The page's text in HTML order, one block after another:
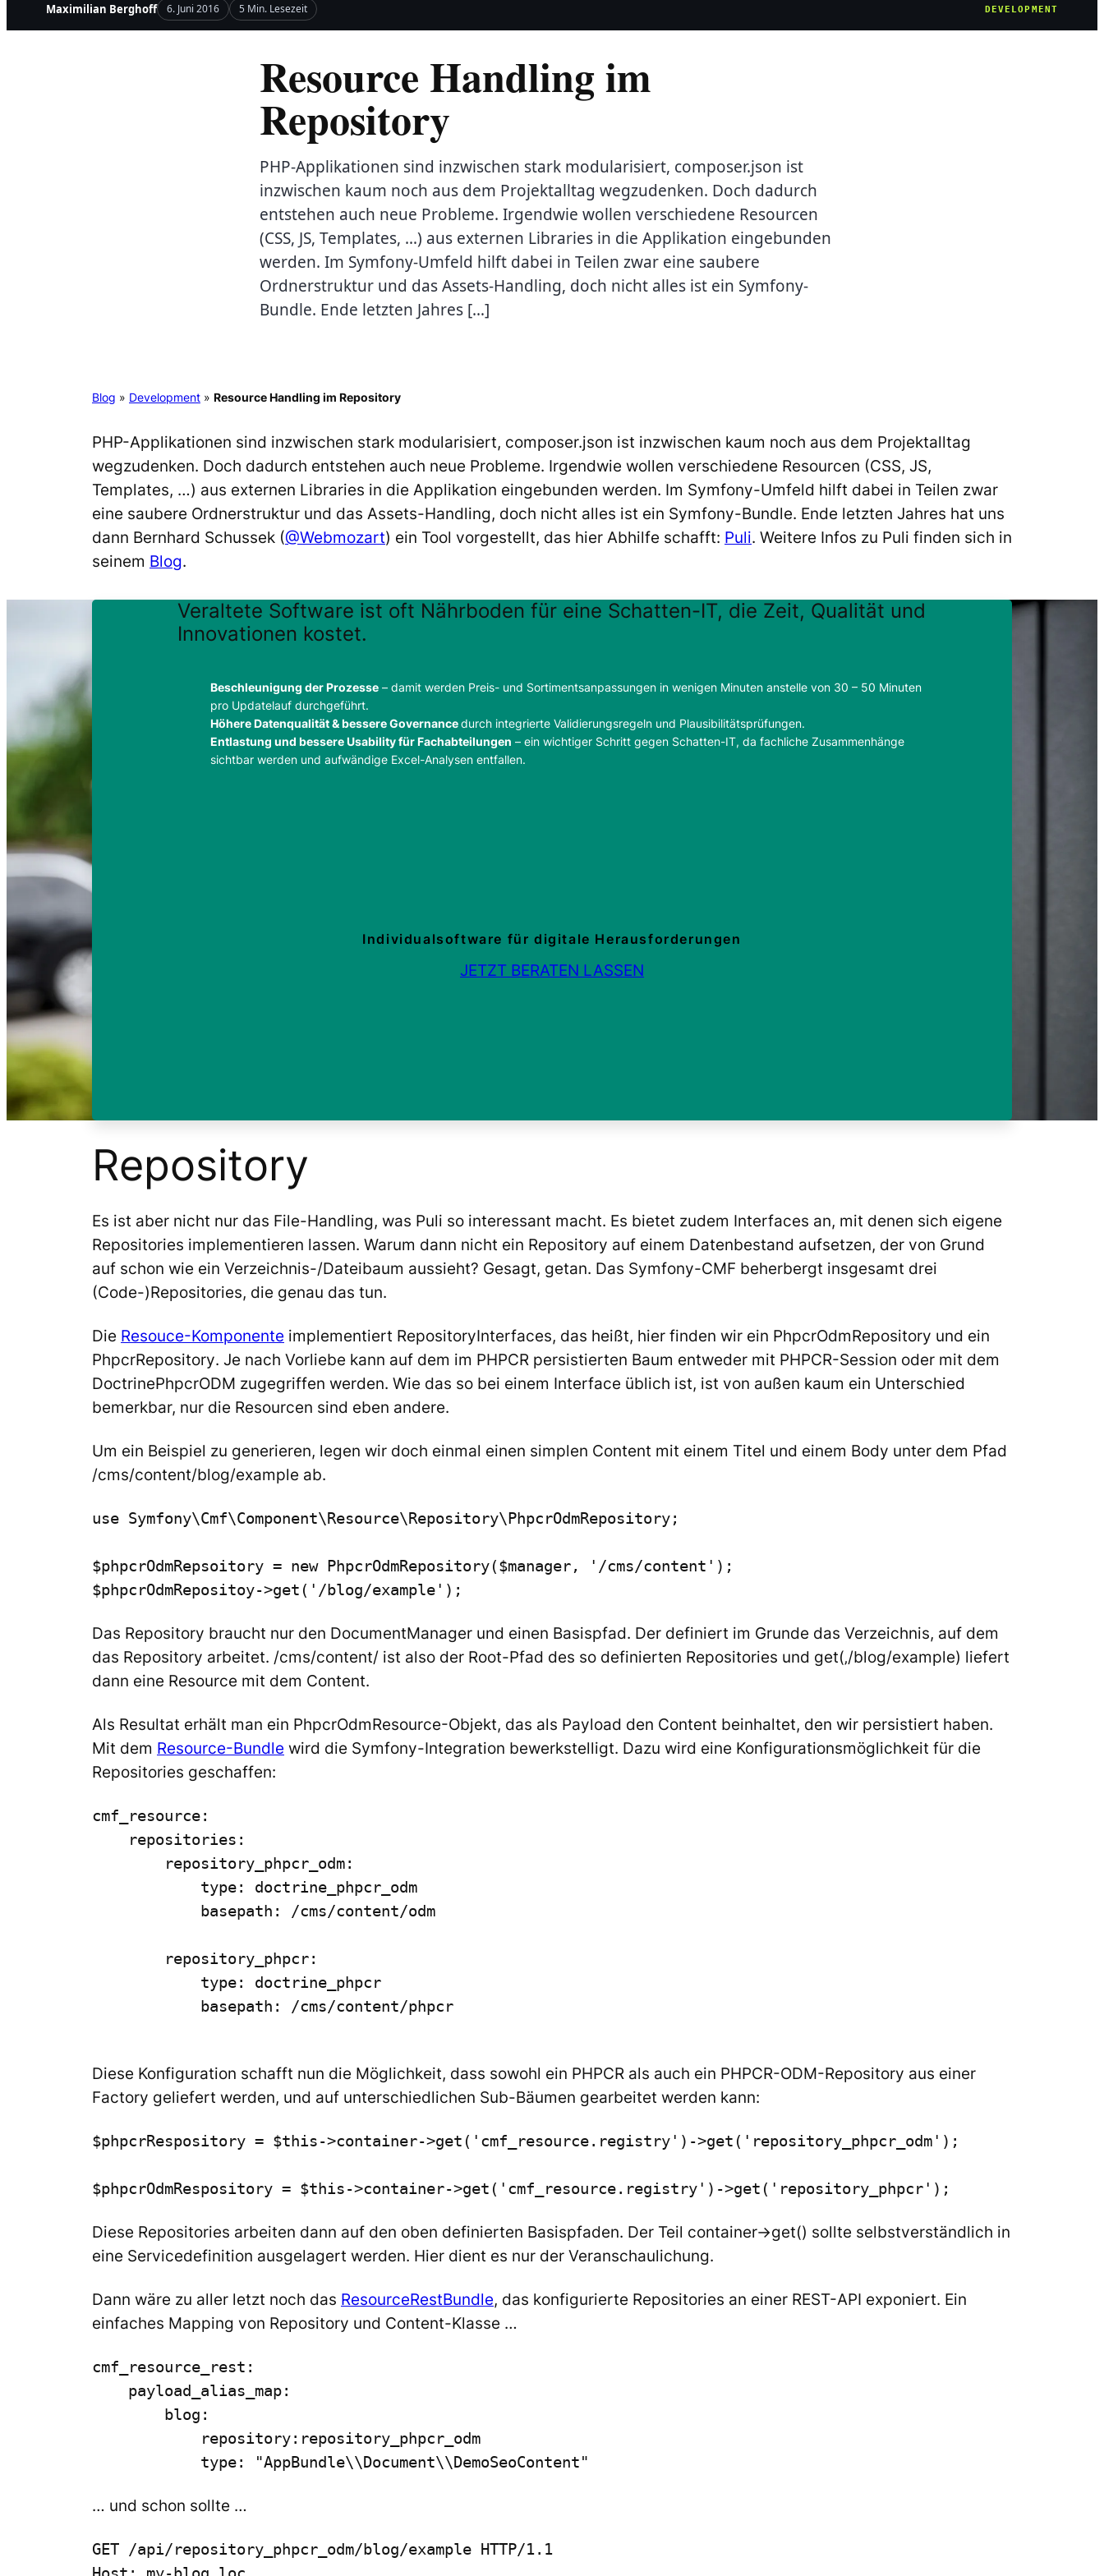
Maximilian Berghoff 6. Juni 2016 5 Min. Lesezeit DEVELOPMENT
Resource Handling im
Repository
PHP-Applikationen sind inzwischen stark modularisiert, composer.json ist
inzwischen kaum noch aus dem Projektalltag wegzudenken. Doch dadurch
entstehen auch neue Probleme. Irgendwie wollen verschiedene Resourcen
(CSS, JS, Templates, …) aus externen Libraries in die Applikation eingebunden
werden. Im Symfony-Umfeld hilft dabei in Teilen zwar eine saubere
Ordnerstruktur und das Assets-Handling, doch nicht alles ist ein Symfony-
Bundle. Ende letzten Jahres […]
Blog » Development » Resource Handling im Repository
PHP-Applikationen sind inzwischen stark modularisiert, composer.json ist inzwischen kaum noch aus dem Projektalltag
wegzudenken. Doch dadurch entstehen auch neue Probleme. Irgendwie wollen verschiedene Resourcen (CSS, JS,
Templates, …) aus externen Libraries in die Applikation eingebunden werden. Im Symfony-Umfeld hilft dabei in Teilen zwar
eine saubere Ordnerstruktur und das Assets-Handling, doch nicht alles ist ein Symfony-Bundle. Ende letzten Jahres hat uns
dann Bernhard Schussek (@Webmozart) ein Tool vorgestellt, das hier Abhilfe schafft: Puli. Weitere Infos zu Puli finden sich in
seinem Blog.
Veraltete Software ist oft Nährboden für eine Schatten-IT, die Zeit, Qualität und
Innovationen kostet.
Beschleunigung der Prozesse – damit werden Preis- und Sortimentsanpassungen in wenigen Minuten anstelle von 30 – 50 Minuten
pro Updatelauf durchgeführt.
Höhere Datenqualität & bessere Governancedurch integrierte Validierungsregeln und Plausibilitätsprüfungen.
Entlastung und bessere Usability für Fachabteilungen – ein wichtiger Schritt gegen Schatten-IT, da fachliche Zusammenhänge
sichtbar werden und aufwändige Excel-Analysen entfallen.
Individualsoftware für digitale Herausforderungen
JETZT BERATEN LASSEN
Repository
Es ist aber nicht nur das File-Handling, was Puli so interessant macht. Es bietet zudem Interfaces an, mit denen sich eigene
Repositories implementieren lassen. Warum dann nicht ein Repository auf einem Datenbestand aufsetzen, der von Grund
auf schon wie ein Verzeichnis-/Dateibaum aussieht? Gesagt, getan. Das Symfony-CMF beherbergt insgesamt drei
(Code-)Repositories, die genau das tun.
Die Resouce-Komponente implementiert RepositoryInterfaces, das heißt, hier finden wir ein PhpcrOdmRepository und ein
PhpcrRepository. Je nach Vorliebe kann auf dem im PHPCR persistierten Baum entweder mit PHPCR-Session oder mit dem
DoctrinePhpcrODM zugegriffen werden. Wie das so bei einem Interface üblich ist, ist von außen kaum ein Unterschied
bemerkbar, nur die Resourcen sind eben andere.
Um ein Beispiel zu generieren, legen wir doch einmal einen simplen Content mit einem Titel und einem Body unter dem Pfad
/cms/content/blog/example ab.
use Symfony\Cmf\Component\Resource\Repository\PhpcrOdmRepository;
$phpcrOdmRepsoitory = new PhpcrOdmRepository($manager, '/cms/content');
$phpcrOdmRepositoy->get('/blog/example');
Das Repository braucht nur den DocumentManager und einen Basispfad. Der definiert im Grunde das Verzeichnis, auf dem
das Repository arbeitet. /cms/content/ ist also der Root-Pfad des so definierten Repositories und get(‚/blog/example) liefert
dann eine Resource mit dem Content.
Als Resultat erhält man ein PhpcrOdmResource-Objekt, das als Payload den Content beinhaltet, den wir persistiert haben.
Mit dem Resource-Bundle wird die Symfony-Integration bewerkstelligt. Dazu wird eine Konfigurationsmöglichkeit für die
Repositories geschaffen:
cmf_resource:
    repositories:
        repository_phpcr_odm:
            type: doctrine_phpcr_odm
            basepath: /cms/content/odm
        repository_phpcr:
            type: doctrine_phpcr
            basepath: /cms/content/phpcr
Diese Konfiguration schafft nun die Möglichkeit, dass sowohl ein PHPCR als auch ein PHPCR-ODM-Repository aus einer
Factory geliefert werden, und auf unterschiedlichen Sub-Bäumen gearbeitet werden kann:
$phpcrRespository = $this->container->get('cmf_resource.registry')->get('repository_phpcr_odm');
Diese Repositories arbeiten dann auf den oben definierten Basispfaden. Der Teil container->get() sollte selbstverständlich in
eine Servicedefinition ausgelagert werden. Hier dient es nur der Veranschaulichung.
Dann wäre zu aller letzt noch das ResourceRestBundle, das konfigurierte Repositories an einer REST-API exponiert. Ein
einfaches Mapping von Repository und Content-Klasse …
cmf_resource_rest:
    payload_alias_map:
        blog:
            repository:repository_phpcr_odm
            type: "AppBundle\\Document\\DemoSeoContent"
… und schon sollte …
GET /api/repository_phpcr_odm/blog/example HTTP/1.1